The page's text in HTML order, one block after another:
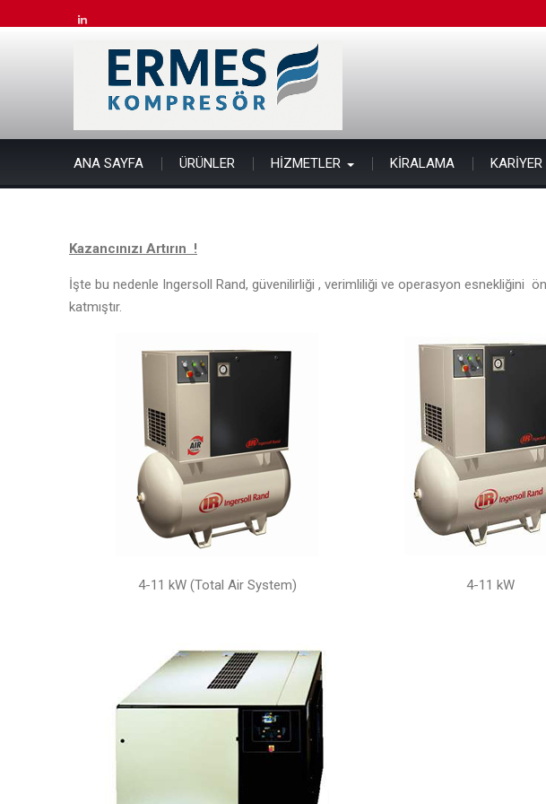
to
ANA SAYFA ÜRÜNLER HİZMETLER KİRALAMA KARİYER
Kazancınızı Artırın !
İşte bu nedenle Ingersoll Rand, güvenilirliği , verimliliği ve operasyon esnekliğini
katmıştır.
4-11 kW (Total Air System) 4-11 kW